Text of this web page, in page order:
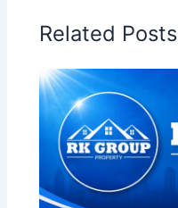
Related Posts